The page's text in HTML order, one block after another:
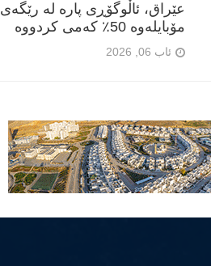
عێراق، ئاڵوگۆڕی پارە لە رێگەی
مۆبایلەوە 50٪ کەمی کردووە
ئاب 06, 2026